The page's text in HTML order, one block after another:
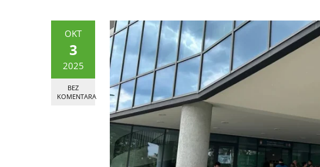
OKT
3
2025
BEZ
KOMENTARA